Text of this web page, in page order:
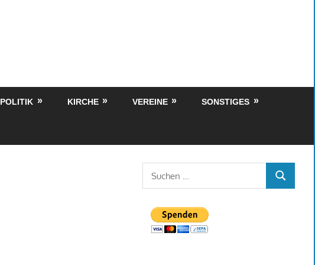
POLITIK KIRCHE VEREINE SONSTIGES
SUCHEN